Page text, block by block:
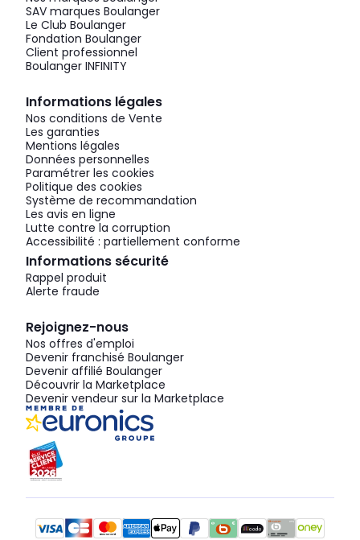
SAV marques Boulanger
Le Club Boulanger
Fondation Boulanger
Client professionnel
Boulanger INFINITY
Informations légales
Nos conditions de Vente
Les garanties
Mentions légales
Données personnelles
Paramétrer les cookies
Politique des cookies
Système de recommandation
Les avis en ligne
Lutte contre la corruption
Accessibilité : partiellement conforme
Informations sécurité
Rappel produit
Alerte fraude
Rejoignez-nous
Nos offres d'emploi
Devenir franchisé Boulanger
Devenir affilié Boulanger
Découvrir la Marketplace
Devenir vendeur sur la Marketplace